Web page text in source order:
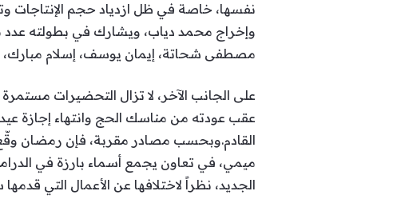
نفسها، خاصة في ظل ازدياد حجم الإنتاجات
وإخراج محمد دياب، ويشارك في بطولته عدد
مصطفى شحاتة، إيمان يوسف، إسلام مبارك،
على الجانب الآخر، لا تزال التحضيرات
عقب عودته من مناسك الحج وانتهاء
القادم.وبحسب مصادر مقربة، فإن رمضان وقّع
ميمي، في تعاون يجمع أسماء بارزة في
الجديد، نظراً لاختلافها عن الأعمال التي